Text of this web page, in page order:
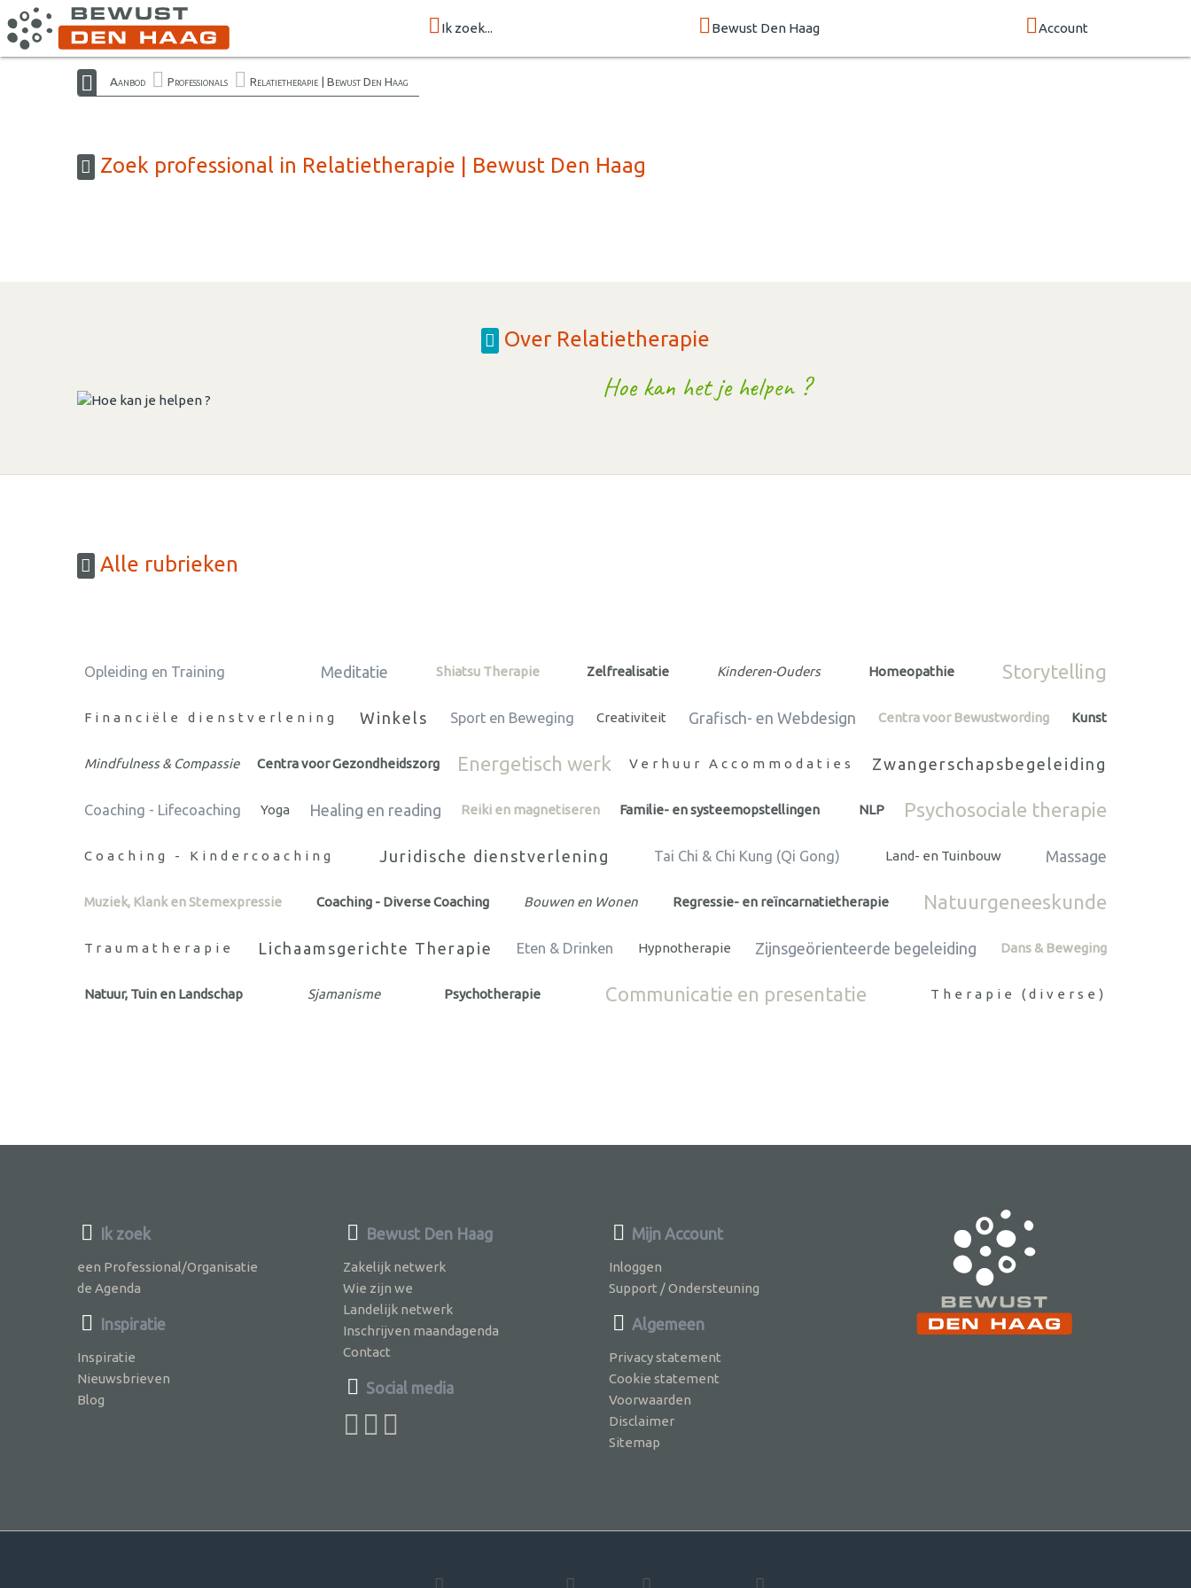
Ik zoek... Bewust Den Haag Account
Aanbod Professionals Relatietherapie | Bewust Den Haag
Zoek professional in Relatietherapie | Bewust Den Haag
Over Relatietherapie
Hoe kan het je helpen ?
Alle rubrieken
Opleiding en Training Meditatie Shiatsu Therapie Zelfrealisatie Kinderen-Ouders Homeopathie Storytelling
Financiële dienstverlening Winkels Sport en Beweging Creativiteit Grafisch- en Webdesign Centra voor Bewustwording Kunst
Mindfulness & Compassie Centra voor Gezondheidszorg Energetisch werk Verhuur Accommodaties Zwangerschapsbegeleiding
Coaching - Lifecoaching Yoga Healing en reading Reiki en magnetiseren Familie- en systeemopstellingen NLP Psychosociale therapie
Coaching - Kindercoaching Juridische dienstverlening Tai Chi & Chi Kung (Qi Gong) Land- en Tuinbouw Massage
Muziek, Klank en Stemexpressie Coaching - Diverse Coaching Bouwen en Wonen Regressie- en reïncarnatietherapie Natuurgeneeskunde
Traumatherapie Lichaamsgerichte Therapie Eten & Drinken Hypnotherapie Zijnsgeörienteerde begeleiding Dans & Beweging
Natuur, Tuin en Landschap Sjamanisme Psychotherapie Communicatie en presentatie Therapie (diverse)
Ik zoek
een Professional/Organisatie
de Agenda
Inspiratie
Inspiratie
Nieuwsbrieven
Blog
Bewust Den Haag
Zakelijk netwerk
Wie zijn we
Landelijk netwerk
Inschrijven maandagenda
Contact
Social media
Mijn Account
Inloggen
Support / Ondersteuning
Algemeen
Privacy statement
Cookie statement
Voorwaarden
Disclaimer
Sitemap